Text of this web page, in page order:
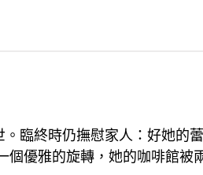
臨終時仍撫慰家人：好她
個優雅的旋轉，她的咖啡館